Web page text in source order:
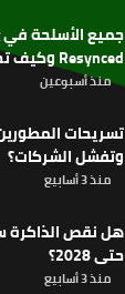
Resynced وكيف تحصل عليها
منذ أسبوعين
تسريحات
وتفشل الشركات؟
منذ 3 أسابيع
هل نقص الذاكرة
حتى 2028؟
منذ 3 أسابيع